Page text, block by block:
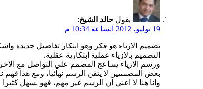
يقول خالد الشيخ:
19 يوليو، 2012 الساعة 10:34 م
تصميم الازياء هو فكر وهو ابتكار تفاصيل جديدة
التصميم بالازياء عملية ابتكارية عقلية.
ورسم الازياء يساعج المصمم علي التواصل مع
بعض المصممين لا يتقن الرسم نهائيا، ومع هذا فهم
وانا هنا لا اعني ان الرسم غير مهم، فهو يسهل